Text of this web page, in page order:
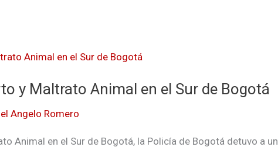
y Maltrato Animal en el Sur de Bogotá
Angelo Romero
Animal en el Sur de Bogotá, la Policía de Bogotá detuvo a un